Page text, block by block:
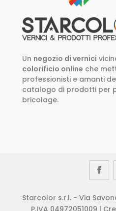
Un negozio di vernici
colorificio online che
professionisti e amanti
catalogo di prodotti per
bricolage.
Starcolor s.r.l. - Via
P.IVA 04972051009 |